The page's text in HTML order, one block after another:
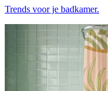
Trends voor je badkamer.